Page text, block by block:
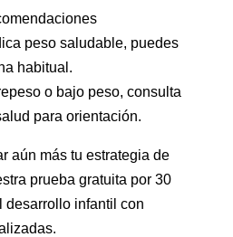
peso saludable, puedes
habitual.
o bajo peso, consulta
para orientación.
aún más tu estrategia de
prueba gratuita por 30
desarrollo infantil con